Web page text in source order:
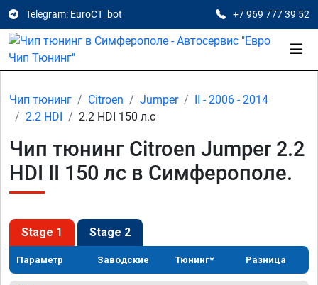
Telegram: EuroCT_bot +7 969 777 39 52
Чип тюнинг Citroen Jumper
II - 2006 - 2014
2.2 HDI
2.2 HDI 150 л.с
Чип тюнинг Citroen Jumper 2.2
HDI II 150 лс в Симферополе.
Stage 1 Stage 2
Параметр Заводские Тюнинг* Разница